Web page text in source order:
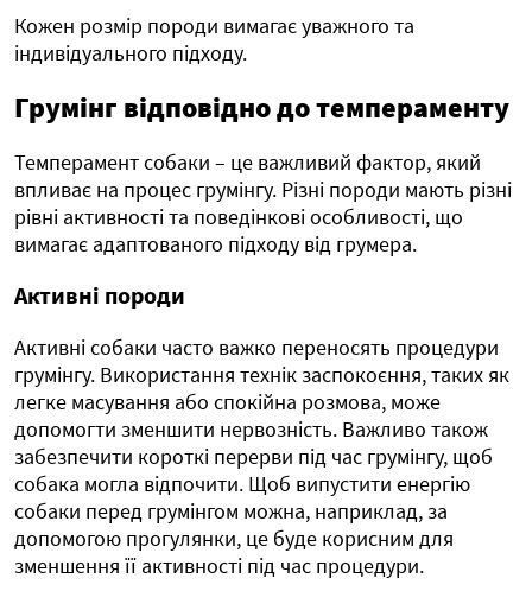
Кожен розмір породи вимагає уважного та
індивідуального підходу.
Грумінг відповідно до темпераменту
Темперамент собаки – це важливий фактор, який
впливає на процес грумінгу. Різні породи мають різні
рівні активності та поведінкові особливості, що
вимагає адаптованого підходу від грумера.
Активні породи
Активні собаки часто важко переносять процедури
грумінгу. Використання технік заспокоєння, таких як
легке масування або спокійна розмова, може
допомогти зменшити нервозність. Важливо також
забезпечити короткі перерви під час грумінгу, щоб
собака могла відпочити. Щоб випустити енергію
собаки перед грумінгом можна, наприклад, за
допомогою прогулянки, це буде корисним для
зменшення її активності під час процедури.